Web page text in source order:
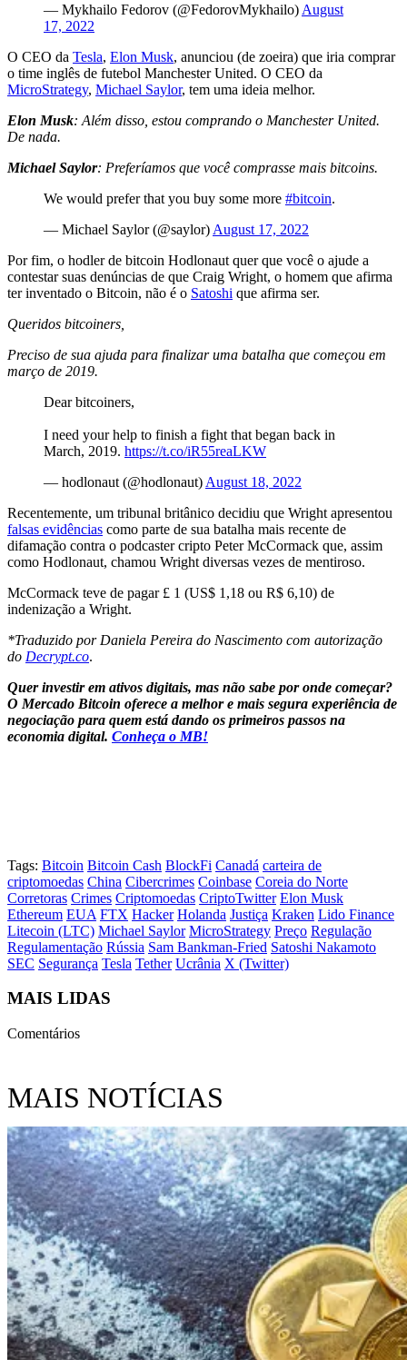
— Mykhailo Fedorov (@FedorovMykhailo) August
17, 2022
O CEO da Tesla, Elon Musk, anunciou (de zoeira) que iria comprar
o time inglês de futebol Manchester United. O CEO da
MicroStrategy, Michael Saylor, tem uma ideia melhor.
Elon Musk: Além disso, estou comprando o Manchester United.
De nada.
Michael Saylor: Preferíamos que você comprasse mais bitcoins.
We would prefer that you buy some more #bitcoin.
— Michael Saylor (@saylor) August 17, 2022
Por fim, o hodler de bitcoin Hodlonaut quer que você o ajude a
contestar suas denúncias de que Craig Wright, o homem que afirma
ter inventado o Bitcoin, não é o Satoshi que afirma ser.
Queridos bitcoiners,
Preciso de sua ajuda para finalizar uma batalha que começou em
março de 2019.
Dear bitcoiners,
I need your help to finish a fight that began back in
March, 2019. https://t.co/iR55reaLKW
— hodlonaut (@hodlonaut) August 18, 2022
Recentemente, um tribunal britânico decidiu que Wright apresentou
falsas evidências como parte de sua batalha mais recente de
difamação contra o podcaster cripto Peter McCormack que, assim
como Hodlonaut, chamou Wright diversas vezes de mentiroso.
McCormack teve de pagar £ 1 (US$ 1,18 ou R$ 6,10) de
indenização a Wright.
*Traduzido por Daniela Pereira do Nascimento com autorização
do Decrypt.co.
Quer investir em ativos digitais, mas não sabe por onde começar?
O Mercado Bitcoin oferece a melhor e mais segura experiência de
negociação para quem está dando os primeiros passos na
economia digital. Conheça o MB!
Tags: Bitcoin Bitcoin Cash BlockFi Canadá carteira de
criptomoedas China Cibercrimes Coinbase Coreia do Norte
Corretoras Crimes Criptomoedas CriptoTwitter Elon Musk
Ethereum EUA FTX Hacker Holanda Justiça Kraken Lido Finance
Litecoin (LTC) Michael Saylor MicroStrategy Preço Regulação
Regulamentação Rússia Sam Bankman-Fried Satoshi Nakamoto
SEC Segurança Tesla Tether Ucrânia X (Twitter)
MAIS LIDAS
Comentários
MAIS NOTÍCIAS